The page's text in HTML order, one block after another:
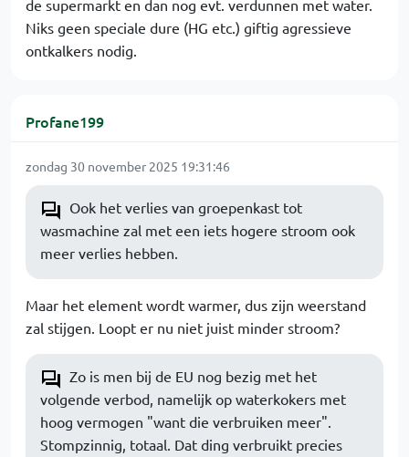
de supermarkt en dan nog evt. verdunnen met water.
Niks geen speciale dure (HG etc.) giftig agressieve
ontkalkers nodig.
Profane199
zondag 30 november 2025 19:31:46
Ook het verlies van groepenkast tot
wasmachine zal met een iets hogere stroom ook
meer verlies hebben.
Maar het element wordt warmer, dus zijn weerstand
zal stijgen. Loopt er nu niet juist minder stroom?
Zo is men bij de EU nog bezig met het
volgende verbod, namelijk op waterkokers met
hoog vermogen "want die verbruiken meer".
Stompzinnig, totaal. Dat ding verbruikt precies